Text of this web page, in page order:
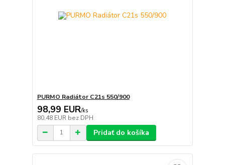
PURMO Radiátor C21s 550/900
98,99 EUR/ks
80,48 EUR bez DPH
Pridať do košíka